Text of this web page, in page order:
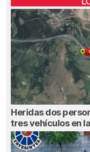
Heridas dos
tres vehículos en